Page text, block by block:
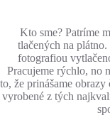
Kto sme? Patríme
tlačených na
fotografiou
Pracujeme rýchlo, no
to, že prinášame
vyrobené z tých